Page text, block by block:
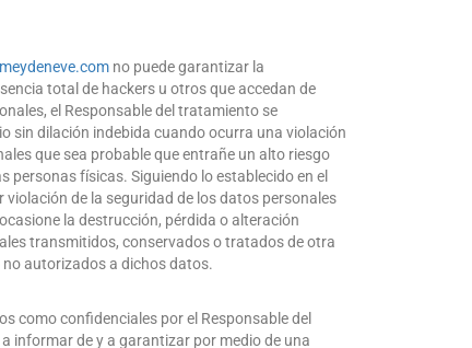
.com no puede garantizar la
total de hackers u otros que accedan de
el Responsable del tratamiento se
sin dilación indebida cuando ocurra una violación
que sea probable que entrañe un alto riesgo
personas físicas. Siguiendo lo establecido en el
violación de la seguridad de los datos personales
la destrucción, pérdida o alteración
transmitidos, conservados o tratados de otra
autorizados a dichos datos.
como confidenciales por el Responsable del
informar de y a garantizar por medio de una